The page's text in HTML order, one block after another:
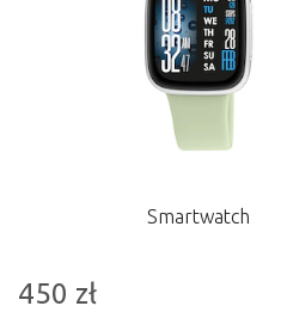
Smartwatch
450 zł